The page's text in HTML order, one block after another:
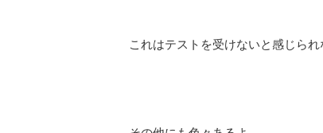
これはテストを受けないと感じら